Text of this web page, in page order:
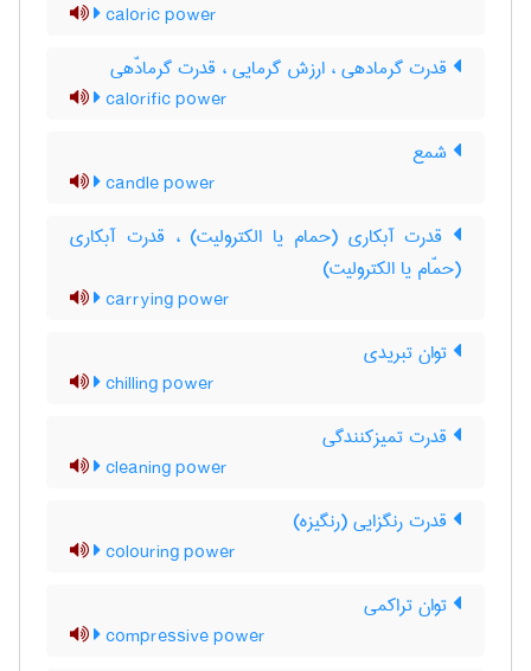
caloric power
قدرت گرمادهی ، ارزش گرمایی ، قدرت گرمادّهی
calorific power
شمع
candle power
قدرت آبکاری (حمام یا الکترولیت) ، قدرت آبکاری
(حمّام یا الکترولیت)
carrying power
توان تبریدی
chilling power
قدرت تمیزکنندگی
cleaning power
قدرت رنگزایی (رنگیزه)
colouring power
توان تراکمی
compressive power